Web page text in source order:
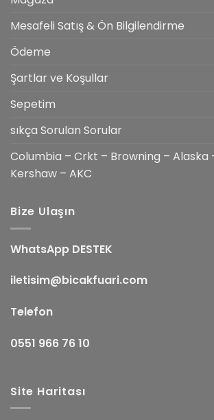
Mesafeli Satış & Ön Bilgilendirme
Ödeme
Şartlar ve Koşullar
Sepetim
sıkça Sorulan Sorular
Columbia – Crkt – Browning – Alaska
Kershaw – AKC
Bize Ulaşın
WhatsApp DESTEK
iletisim@bicakfuari.com
Telefon
0551 966 76 10
Site Haritası